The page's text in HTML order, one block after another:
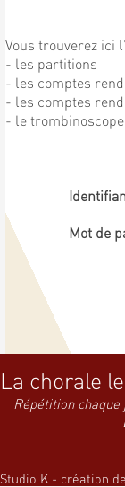
Vous trouverez ici
- les partitions
- les comptes
- les comptes
- le
Mot de
La chorale
Répétition
Studio K - création